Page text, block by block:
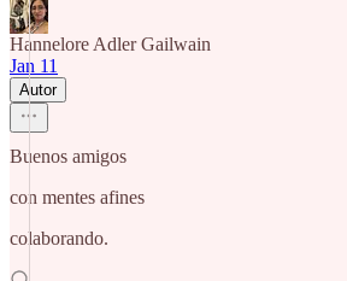
Hannelore Adler Gailwain
Jan 11
Autor
Buenos amigos
con mentes afines
colaborando.